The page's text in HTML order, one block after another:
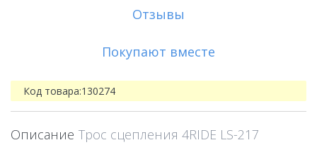
Отзывы
Покупают вместе
Код товара:130274
Описание Трос сцепления 4RIDE LS-217